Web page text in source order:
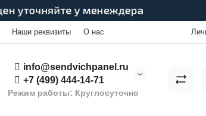
Наши реквизиты О нас
info@sendvichpanel.ru
+7 (499) 444-14-71
Режим работы: Круглосуточно